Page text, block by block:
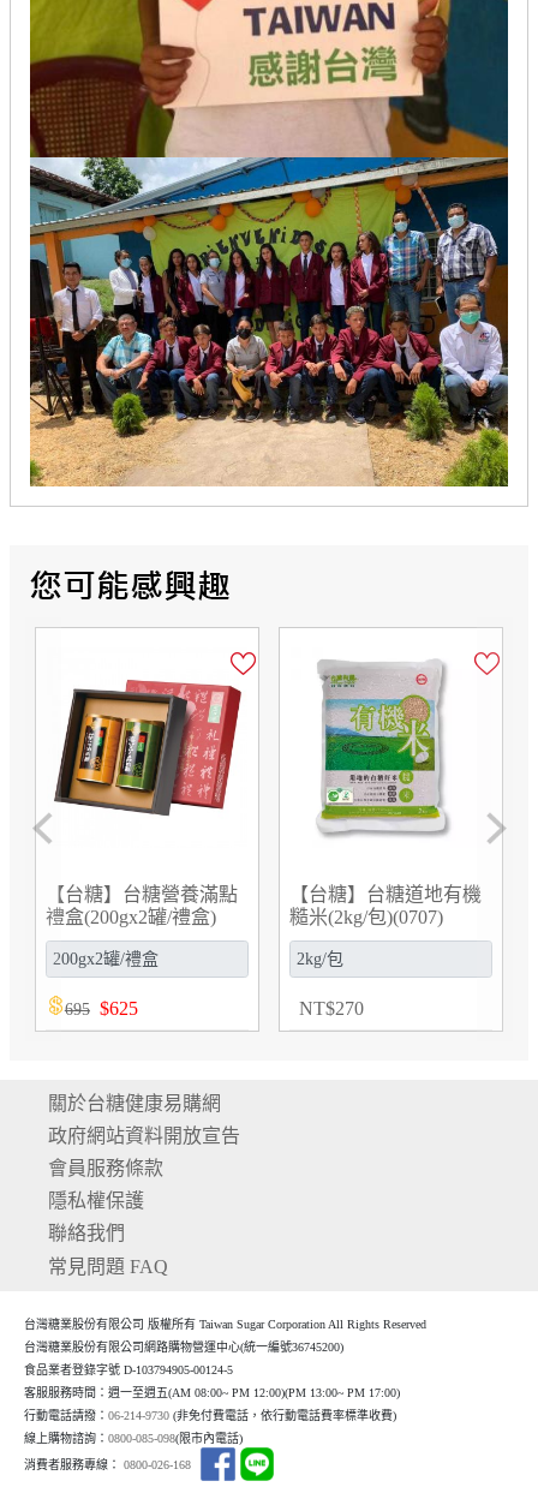
【台糖】台糖乳酸菌(60
粒/盒)(8310)
NT$ 700
【台糖】台糖原味燕麥
片(500g/袋)(9953)
NT$86
Previous Next
關於台糖健康易購網
政府網站資料開放宣告
會員服務條款
隱私權保護
聯絡我們
常見問題 FAQ
台灣糖業股份有限公司 版權所有 Taiwan Sugar Corporation All Rights Reserved
台灣糖業股份有限公司網路購物營運中心(統一編號36745200)
食品業者登錄字號 D-103794905-00124-5
客服服務時間：週一至週五(AM 08:00~ PM 12:00)(PM 13:00~ PM 17:00)
行動電話請撥：06-214-9730 (非免付費電話，依行動電話費率標準收費)
線上購物諮詢：0800-085-098(限市內電話)
消費者服務專線：0800-026-168